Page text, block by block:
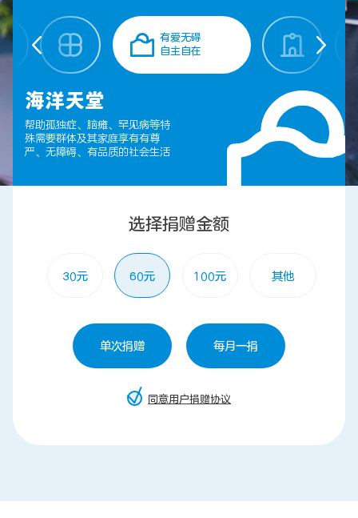
企业合作
联系我们
有爱无碍
自主自在
海洋天堂
帮助孤独症、脑瘫、罕见病等特
殊需要群体及其家庭享有有尊
严、无障碍、有品质的社会生活
选择捐赠金额
30元 60元 100元 其他
单次捐赠 每月一捐
同意用户捐赠协议